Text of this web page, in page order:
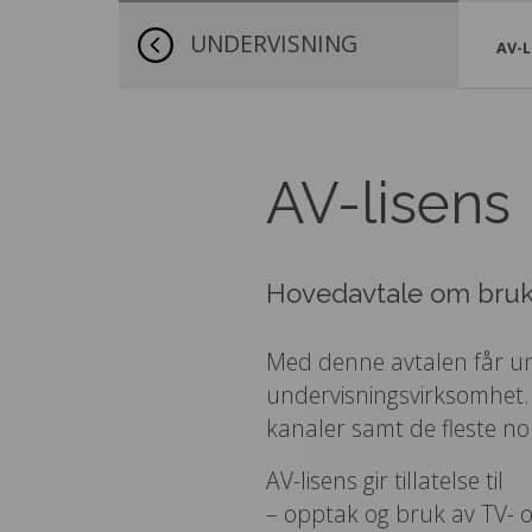
UNDERVISNING AV-
AV-lisens
Hovedavtale om
Med denne avtalen får
kanaler samt de fleste
AV-lisens gir tillatelse til
– opptak og bruk av TV-